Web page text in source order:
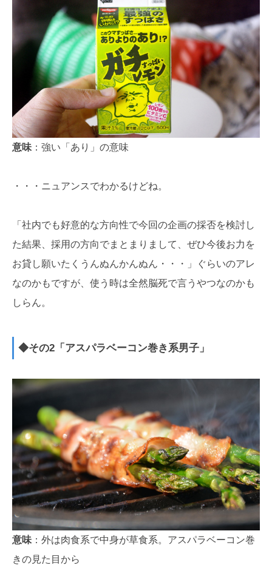
意味 ：強い「あり」の意味
・・・ニュアンスでわかるけどね。
「社内でも好意的な方向性で今回の企画の採否を検討し
た結果、採用の方向でまとまりまして、ぜひ今後お力を
お貸し願いたくうんぬんかんぬん・・・」ぐらいのアレ
なのかもですが、使う時は全然脳死で言うやつなのかも
しらん。
◆その2「アスパラベーコン巻き系男子」
意味：外は肉食系で中身が草食系。アスパラベーコン巻
きの見た目から